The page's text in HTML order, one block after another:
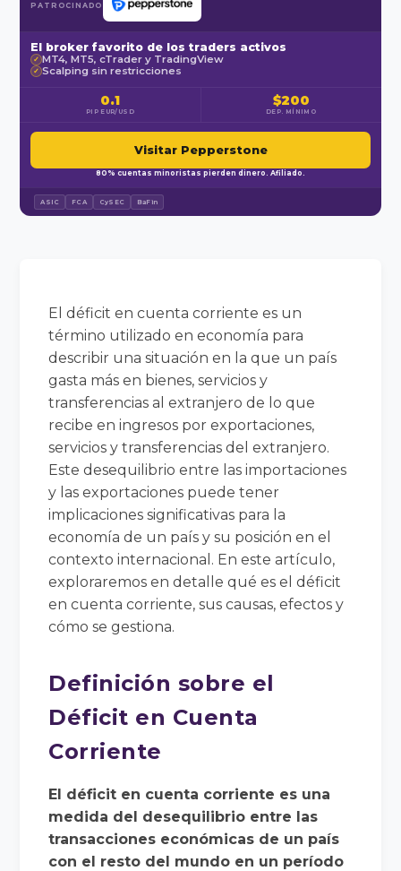
PATROCINADO
El broker favorito de los traders activos
✓ MT4, MT5, cTrader y TradingView
✓ Scalping sin restricciones
0.1
PIP EUR/USD
$200
DEP. MÍNIMO
Visitar Pepperstone
80% cuentas minoristas pierden dinero. Afiliado.
ASIC FCA CySEC BaFin
El déficit en cuenta corriente es un
término utilizado en economía para
describir una situación en la que un país
gasta más en bienes, servicios y
transferencias al extranjero de lo que
recibe en ingresos por exportaciones,
servicios y transferencias del extranjero.
Este desequilibrio entre las importaciones
y las exportaciones puede tener
implicaciones significativas para la
economía de un país y su posición en el
contexto internacional. En este artículo,
exploraremos en detalle qué es el déficit
en cuenta corriente, sus causas, efectos y
cómo se gestiona.
Definición sobre el
Déficit en Cuenta
Corriente
El déficit en cuenta corriente es una
medida del desequilibrio entre las
transacciones económicas de un país
con el resto del mundo en un período